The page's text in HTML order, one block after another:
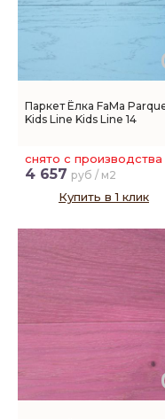
Паркет Ёлка FaMa
Kids Line Kids Line 14
снято с производства
4 657 руб / м2
Купить в 1 клик